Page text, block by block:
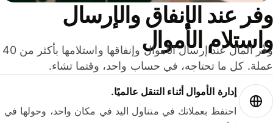
عند الإنفاق والإرسال
الأموال
وفّر المال عند إرسال الأموال وإنفاقها واستلامها بأكثر من 40
كل ما تحتاجه، في حساب واحد، وقتما تشاء.
إدارة الأموال أثناء التنقل عالميًا.
احتفظ بعملاتك في متناول اليد في مكان واحد، وحولها في